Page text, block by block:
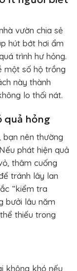
vườn chia sẻ
hút bớt hơi ẩm
trình hư hỏng.
số hộ trồng
này thành
lo thối nát.
quả hỏng
bạn nên thường
phát hiện quả
thâm cuống
tránh lây lan
“kiểm tra
bưởi lâu năm
thiếu trong
không khó nếu